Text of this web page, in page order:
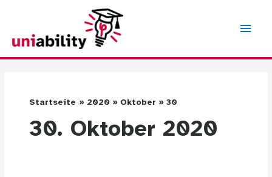
springen
Startseite 2020 Oktober 30
30. Oktober 2020